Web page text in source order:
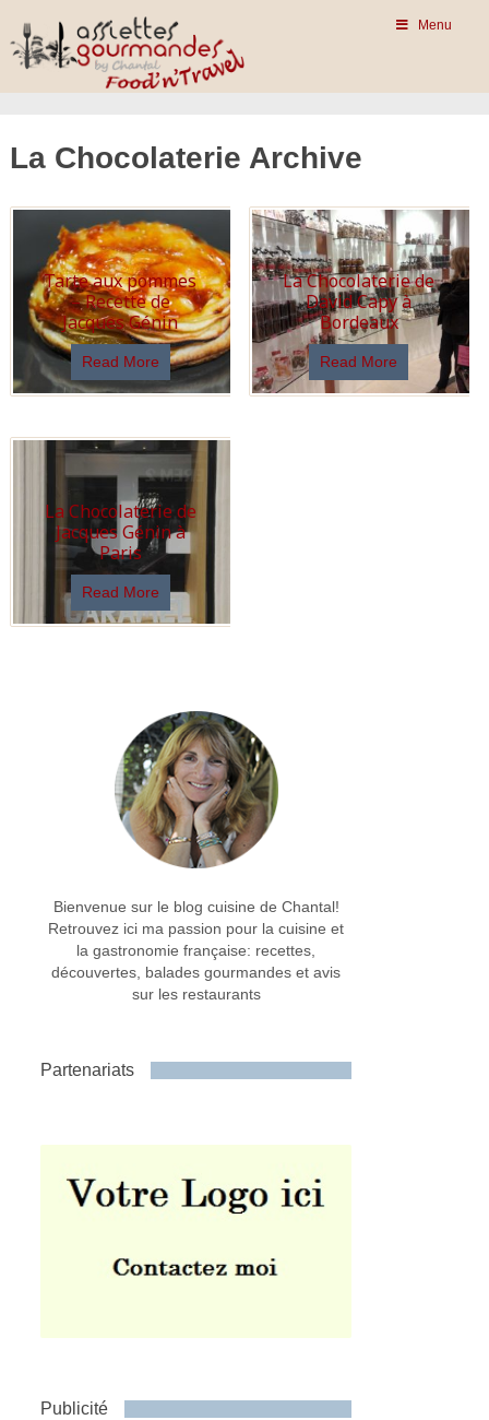
Menu
La Chocolaterie Archive
Tarte aux pommes
– Recette de
Jacques Génin
Read More
La Chocolaterie de
David Capy à
Bordeaux
Read More
La Chocolaterie de
Jacques Génin à
Paris
Read More
Bienvenue sur le blog cuisine de Chantal!
Retrouvez ici ma passion pour la cuisine et
la gastronomie française: recettes,
découvertes, balades gourmandes et avis
sur les restaurants
Partenariats
Publicité